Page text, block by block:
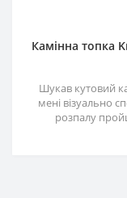
Камінна топка
Шукав кутовий
мені візуально
розпалу